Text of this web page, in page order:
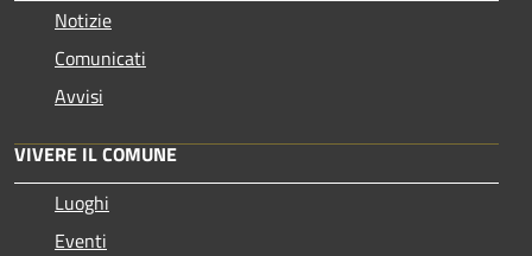
Notizie
Comunicati
Avvisi
VIVERE IL COMUNE
Luoghi
Eventi